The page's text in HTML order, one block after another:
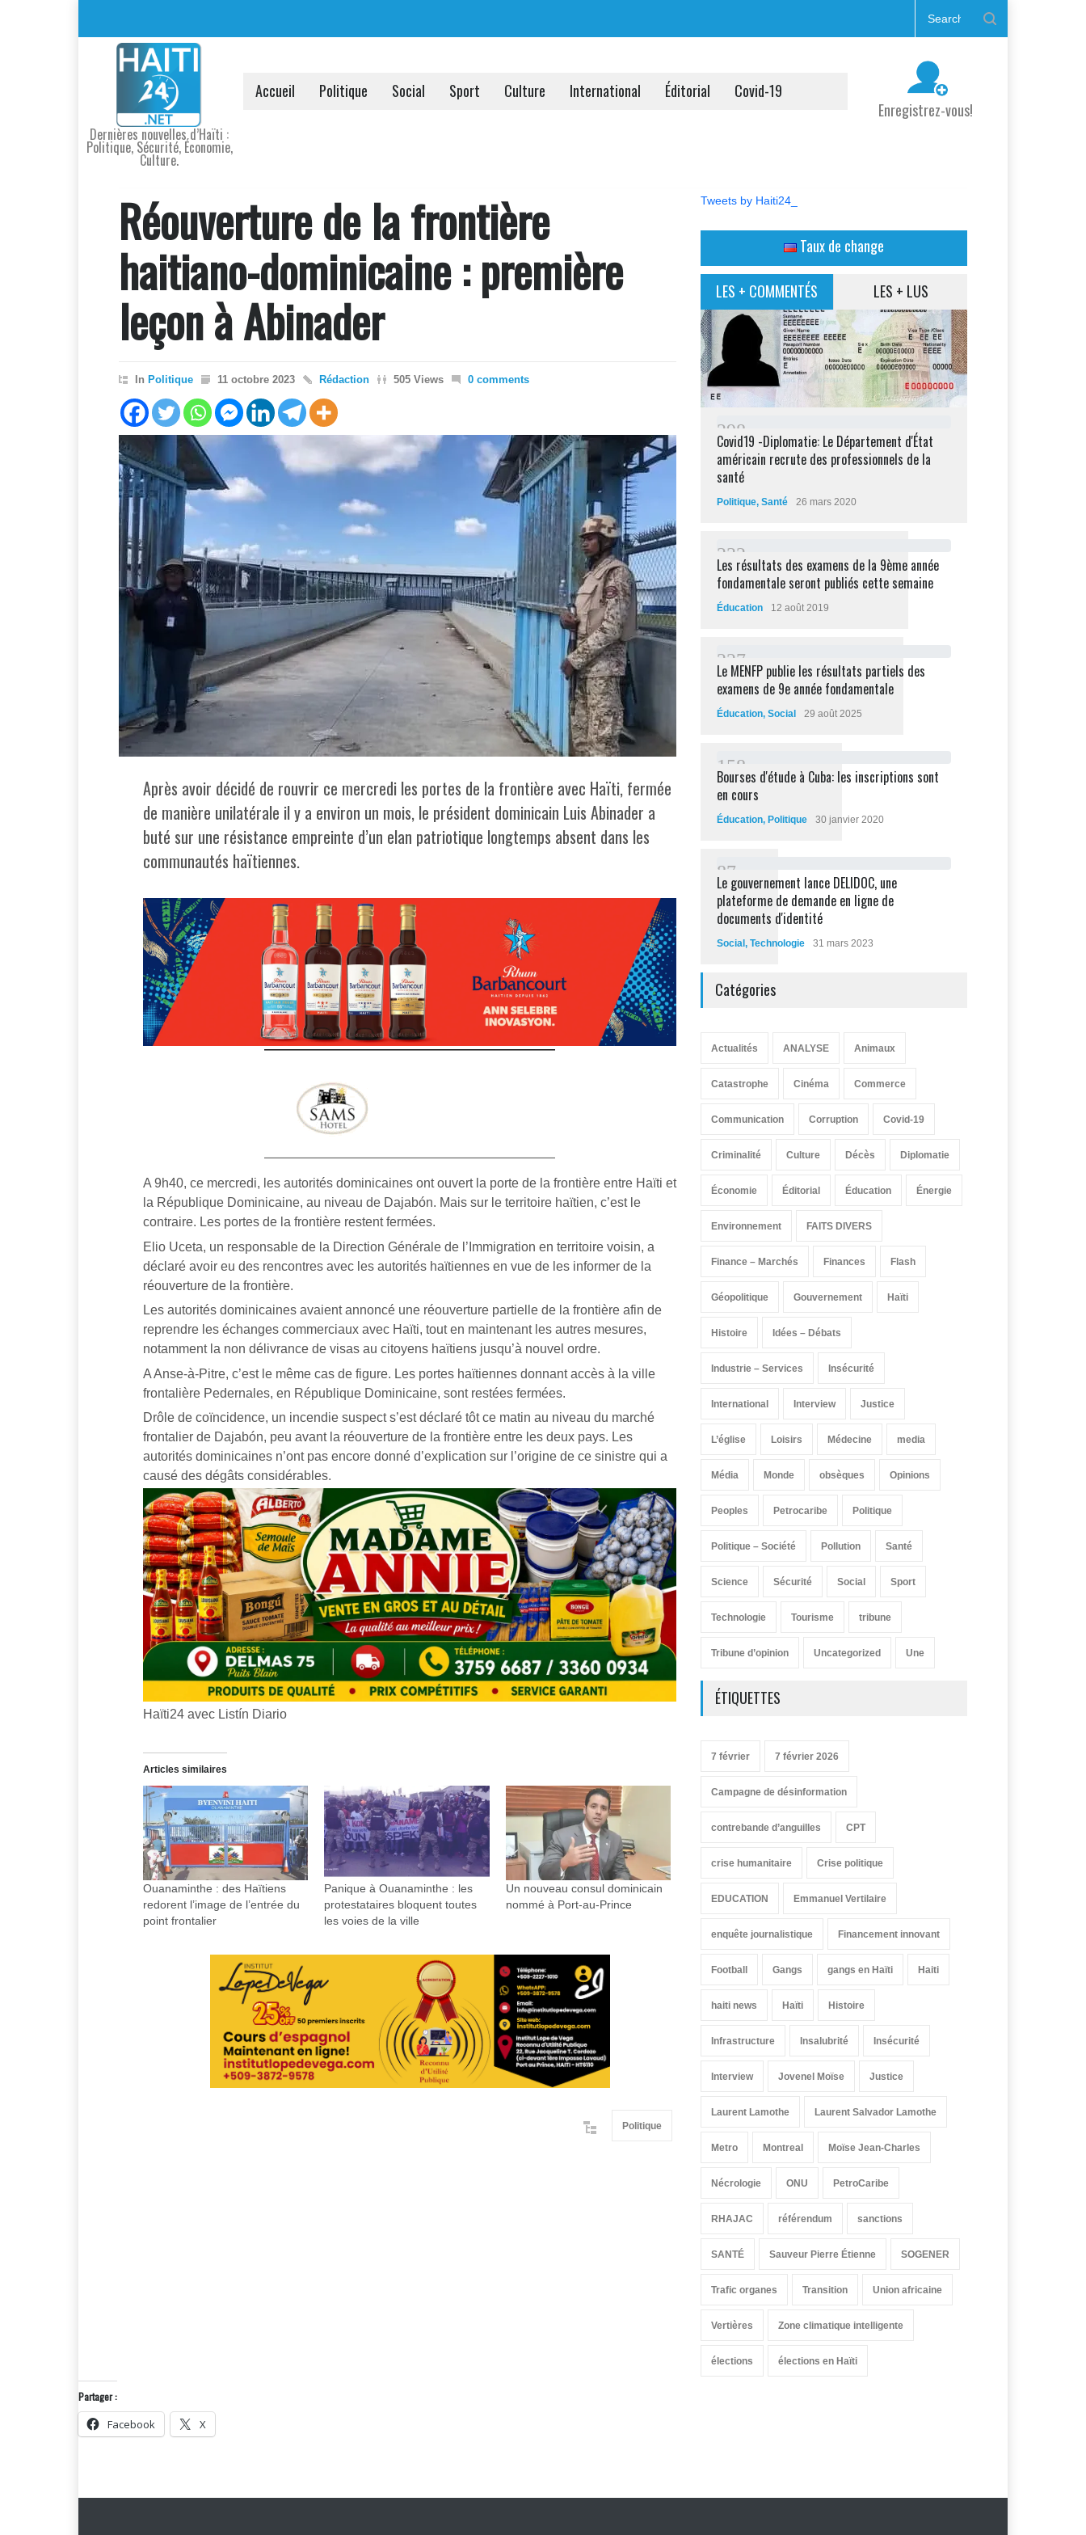
Dernières nouvelles d’Haïti :
Politique, Sécurité, Économie,
Culture.
Accueil Politique Social Sport Culture International Éditorial
Covid-19
Enregistrez-vous!
Réouverture de la frontière
haitiano-dominicaine : première
leçon à Abinader
In Politique 11 octobre 2023 Rédaction 505 Views 0 comments
Après avoir décidé de rouvrir ce mercredi les portes de la frontière avec Haïti, fermée
de manière unilatérale il y a environ un mois, le président dominicain Luis Abinader a
buté sur une résistance empreinte d’un elan patriotique longtemps absent dans les
communautés haïtiennes.
A 9h40, ce mercredi, les autorités dominicaines ont ouvert la porte de la frontière entre Haïti et
la République Dominicaine, au niveau de Dajabón. Mais sur le territoire haïtien, c’est le
contraire. Les portes de la frontière restent fermées.
Elio Uceta, un responsable de la Direction Générale de l’Immigration en territoire voisin, a
déclaré avoir eu des rencontres avec les autorités haïtiennes en vue de les informer de la
réouverture de la frontière.
Les autorités dominicaines avaient annoncé une réouverture partielle de la frontière afin de
reprendre les échanges commerciaux avec Haïti, tout en maintenant les autres mesures,
notamment la non délivrance de visas au citoyens haïtiens jusqu’à nouvel ordre.
A Anse-à-Pitre, c’est le même cas de figure. Les portes haïtiennes donnant accès à la ville
frontalière Pedernales, en République Dominicaine, sont restées fermées.
Drôle de coïncidence, un incendie suspect s’est déclaré tôt ce matin au niveau du marché
frontalier de Dajabón, peu avant la réouverture de la frontière entre les deux pays. Les
autorités dominicaines n’ont pas encore donné d’explication sur l’origine de ce sinistre qui a
causé des dégâts considérables.
Haïti24 avec Listín Diario
Articles similaires
Ouanaminthe : des Haïtiens
redorent l’image de l’entrée du
point frontalier
Panique à Ouanaminthe : les
protestataires bloquent toutes
les voies de la ville
Un nouveau consul dominicain
nommé à Port-au-Prince
Politique
Tweets by Haiti24_
Taux de change
LES + COMMENTÉS LES + LUS
298
Covid19 -Diplomatie: Le Département d'État
américain recrute des professionnels de la
santé
Politique, Santé 26 mars 2020
232
Les résultats des examens de la 9ème année
fondamentale seront publiés cette semaine
Éducation 12 août 2019
227
Le MENFP publie les résultats partiels des
examens de 9e année fondamentale
Éducation, Social 29 août 2025
1 58
Bourses d'étude à Cuba: les inscriptions sont
en cours
Éducation, Politique 30 janvier 2020
87
Le gouvernement lance DELIDOC, une
plateforme de demande en ligne de
documents d'identité
Social , Technologie 31 mars 2023
Catégories
Actualités ANALYSE Animaux
Catastrophe Cinéma Commerce
Communication Corruption Covid-19
Criminalité Culture Décès Diplomatie
Économie Éditorial Éducation Énergie
Environnement FAITS DIVERS
Finance – Marchés Finances Flash
Géopolitique Gouvernement Haïti
Histoire Idées – Débats
Industrie – Services Insécurité
International Interview Justice
L’église Loisirs Médecine media
Média Monde obsèques Opinions
Peoples Petrocaribe Politique
Politique – Société Pollution Santé
Science Sécurité Social Sport
Technologie Tourisme tribune
Tribune d’opinion Uncategorized Une
ÉTIQUETTES
7 février 7 février 2026
Campagne de désinformation
contrebande d’anguilles CPT
crise humanitaire Crise politique
EDUCATION Emmanuel Vertilaire
enquête journalistique Financement innovant
Football Gangs gangs en Haïti Haiti
haiti news Haïti Histoire
Infrastructure Insalubrité Insécurité
Interview Jovenel Moïse Justice
Laurent Lamothe Laurent Salvador Lamothe
Metro Montreal Moïse Jean-Charles
Nécrologie ONU PetroCaribe
RHAJAC référendum sanctions
SANTÉ Sauveur Pierre Étienne SOGENER
Trafic organes Transition Union africaine
Vertières Zone climatique intelligente
élections élections en Haïti
Partager :
Facebook X